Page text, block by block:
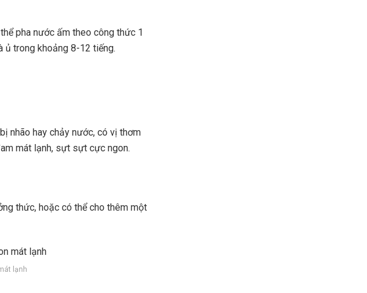
pha nước ấm theo công thức 1
ủ trong khoảng 8-12 tiếng.
nhão hay chảy nước, có vị thơm
mát lạnh, sựt sựt cực ngon.
thức, hoặc có thể cho thêm một
lạnh